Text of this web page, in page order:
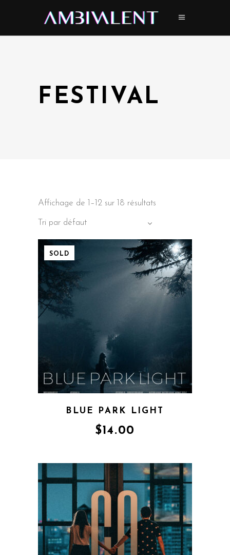
FESTIVAL
Affichage de 1–12 sur 18 résultats
Tri par défaut
SOLD
BLUE PARK LIGHT
$14.00